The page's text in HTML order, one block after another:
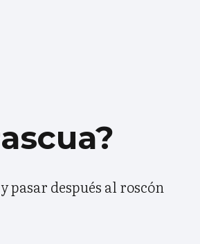
pasar después al roscón